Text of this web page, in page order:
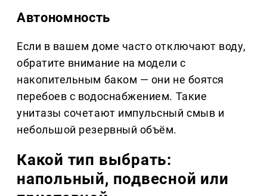
Автономность
Если в вашем доме часто отключают воду,
обратите внимание на модели с
накопительным баком — они не боятся
перебоев с водоснабжением. Такие
унитазы сочетают импульсный смыв и
небольшой резервный объём.
Какой тип выбрать:
напольный, подвесной или